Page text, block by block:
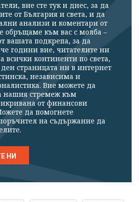
вие сте тук и днес, за да
от България и света, и да
анализи и коментари от
обръщаме към вас с молба –
вашата подкрепа, за да
години вие, читателите ни
всички континенти по света,
ден страницата ни в интернет
независима и
Вие можете да
нашия стремеж към
от финансови
да помогнете
на съдържание да
НИ